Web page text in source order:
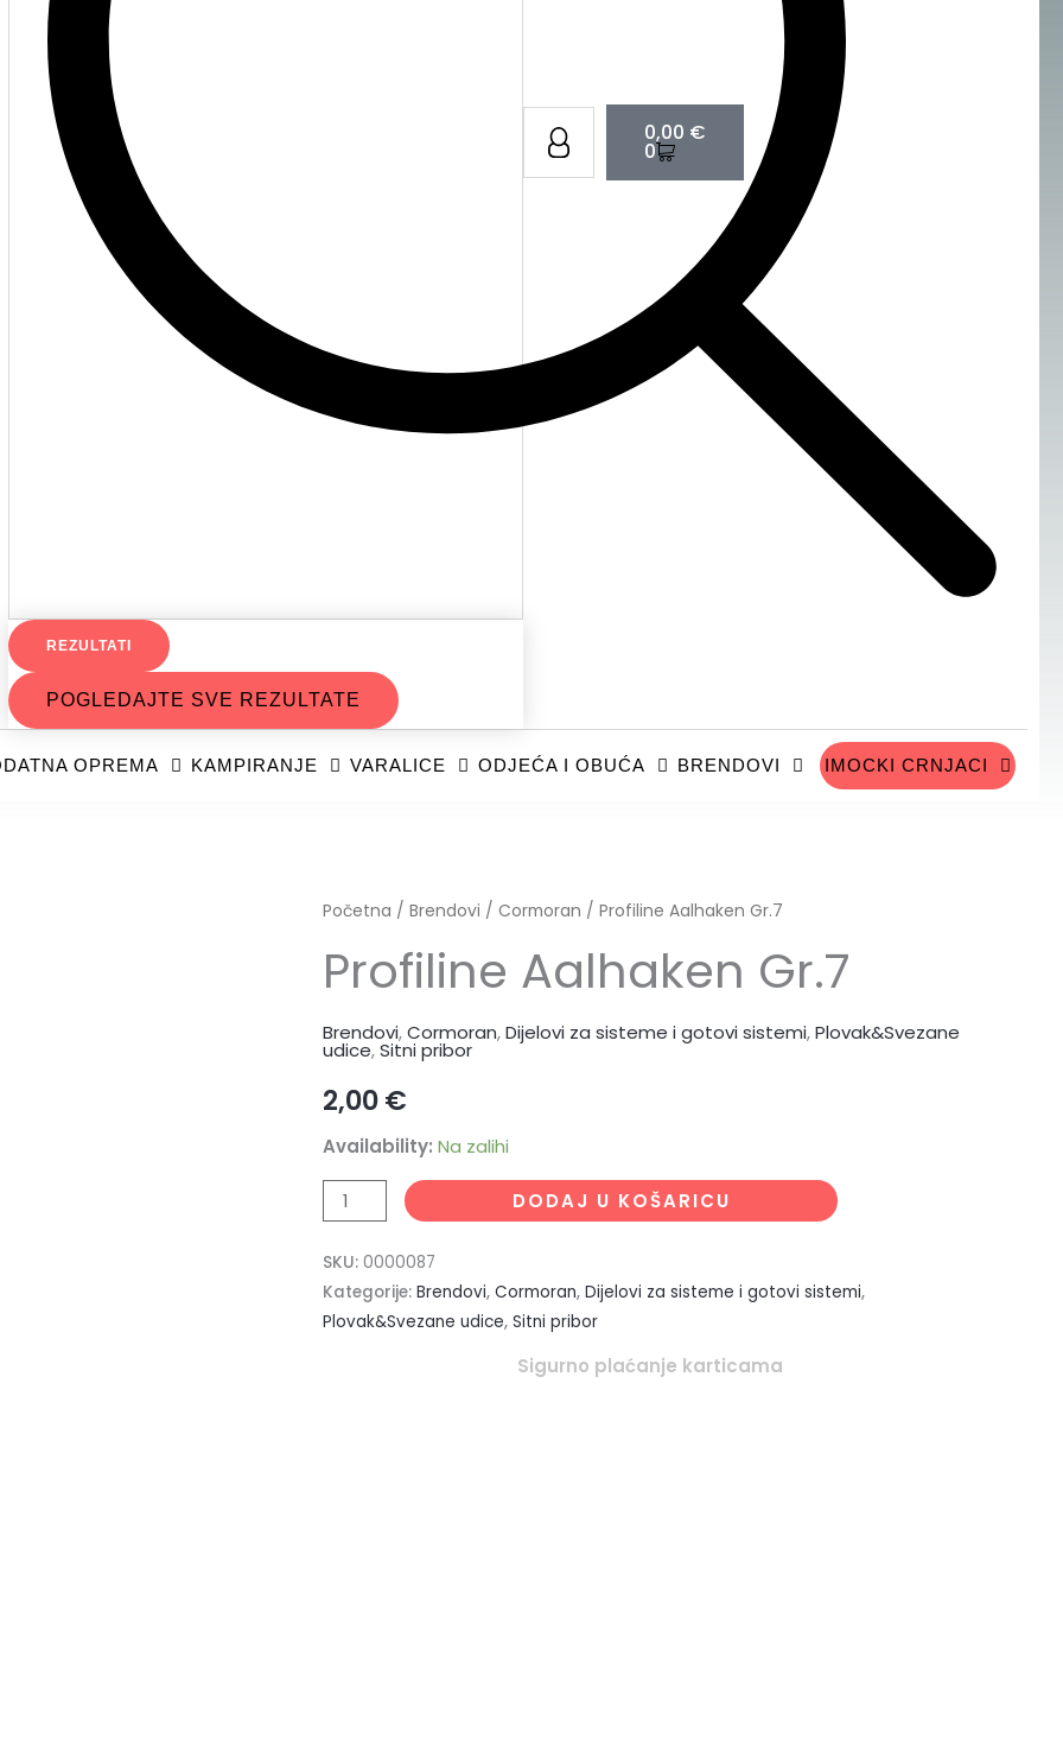
REZULTATI
POGLEDAJTE SVE REZULTATE
0,00 €
0
Cart
OPREMA KAMPIRANJE VARALICE ODJEĆA I OBUĆA BRENDOVI IMOCKI CRNJACI
Početna / Brendovi / Cormoran / Profiline Aalhaken Gr.7
Profiline Aalhaken Gr.7
Brendovi,Cormoran,Dijelovi za sisteme i gotovi sistemi,Plovak&Svezane
udice,Sitni pribor
2,00€
Availability: Na zalihi
Profiline
Gr.7
DODAJ U KOŠARICU
SKU: 0000087
Kategorije: Brendovi, Cormoran, Dijelovi za sisteme i gotovi sistemi,
Plovak&Svezane udice, Sitni pribor
Sigurno plaćanje karticama